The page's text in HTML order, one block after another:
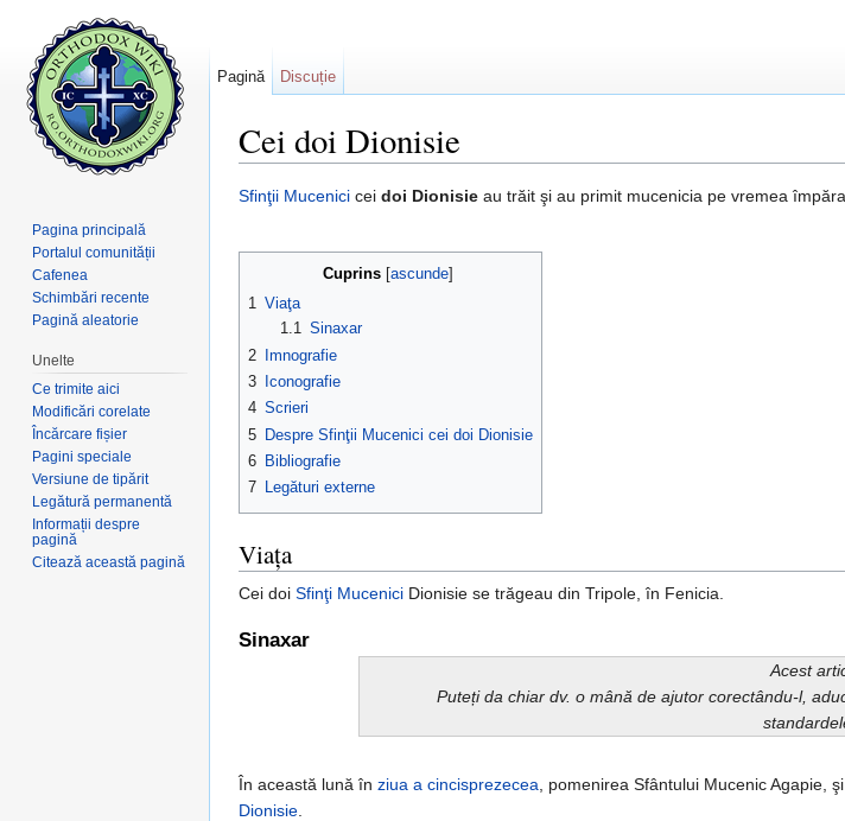
Cei doi Dionisie
Sfinţii Mucenici cei doi Dionisie au trăit şi au primit mucenicia pe vremea
Cuprins ascunde
1 Viaţa
1.1 Sinaxar
2
Imnografie
3
Iconografie
4 Scrieri
5 Despre Sfinţii Mucenici cei doi Dionisie
6 Bibliografie
7 Legături externe
Viaţa
Cei doi Sfinţi Mucenici Dionisie se trăgeau din Tripole, în Fenicia.
Sinaxar
Acest
Puteți da chiar dv. o mână de ajutor corectându-l,
În această lună în ziua a cincisprezecea , pomenirea Sfântului Mucenic Agapie,
Dionisie
Pagină Discuție
Pagina principală
Portalul comunității
Cafenea
Schimbări recente
Pagină aleatorie
Unelte
Ce trimite aici
Modificări corelate
Încărcare fișier
Pagini speciale
Versiune de tipărit
Legătură permanentă
Informații despre
pagină
Citează această pagină